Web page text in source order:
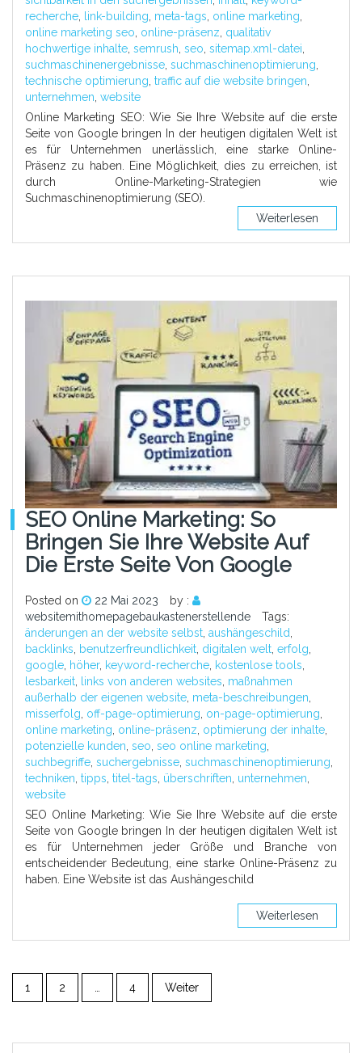
recherche, link-building, meta-tags, online marketing,
online marketing seo, online-präsenz, qualitativ
hochwertige inhalte, semrush, seo, sitemap.xml-datei,
suchmaschinenergebnisse, suchmaschinenoptimierung,
technische optimierung, traffic auf die website bringen,
unternehmen, website
Online Marketing SEO: Wie Sie Ihre Website auf die erste
Seite von Google bringen In der heutigen digitalen Welt ist
es für Unternehmen unerlässlich, eine starke Online-
Präsenz zu haben. Eine Möglichkeit, dies zu erreichen, ist
durch Online-Marketing-Strategien wie
Suchmaschinenoptimierung (SEO).
Weiterlesen
SEO Online Marketing: So
Bringen Sie Ihre Website Auf
Die Erste Seite Von Google
Posted on 22 Mai 2023
by :
websitemithomepagebaukastenerstellende
Tags:
änderungen an der website selbst, aushängeschild,
backlinks, benutzerfreundlichkeit, digitalen welt, erfolg,
google, höher, keyword-recherche, kostenlose tools,
lesbarkeit, links von anderen websites, maßnahmen
außerhalb der eigenen website, meta-beschreibungen,
misserfolg, off-page-optimierung, on-page-optimierung,
online marketing, online-präsenz, optimierung der inhalte,
potenzielle kunden, seo, seo online marketing,
suchbegriffe, suchergebnisse, suchmaschinenoptimierung,
techniken, tipps, titel-tags, überschriften, unternehmen,
website
SEO Online Marketing: Wie Sie Ihre Website auf die erste
Seite von Google bringen In der heutigen digitalen Welt ist
es für Unternehmen jeder Größe und Branche von
entscheidender Bedeutung, eine starke Online-Präsenz zu
haben. Eine Website ist das Aushängeschild
Weiterlesen
1 2 … 4 Weiter